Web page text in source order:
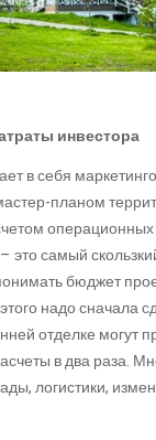
инвестора
в себя
планом
операционных
это самый
бюджет
надо сначала
отделке могут
в два раза.
логистики,